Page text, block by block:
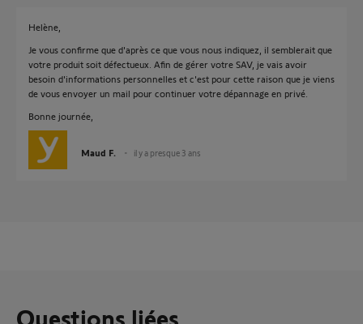
Helène,
Je vous confirme que d'après ce que vous nous indiquez, il semblerait que
votre produit soit défectueux. Afin de gérer votre SAV, je vais avoir
besoin d'informations personnelles et c'est pour cette raison que je viens
de vous envoyer un mail pour continuer votre dépannage en privé.
Bonne journée,
Maud F. il y a presque 3 ans
Questions liées